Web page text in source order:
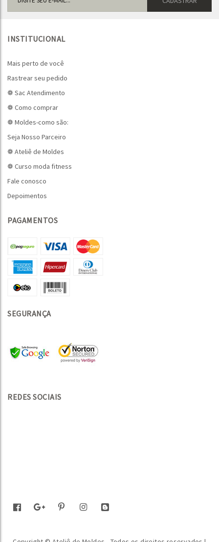
INSTITUCIONAL
Mais perto de você
Rastrear seu pedido
❁ Sac Atendimento
❁ Como comprar
❁ Moldes-como são:
Seja Nosso Parceiro
❁ Ateliê de Moldes
❁ Curso moda fitness
Fale conosco
Depoimentos
PAGAMENTOS
SEGURANÇA
REDES SOCIAIS